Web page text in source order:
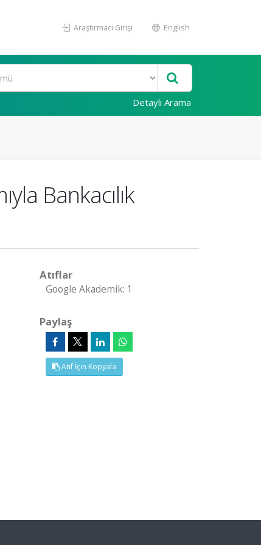
Araştırmacı Girişi English
Detaylı Arama
Bankacılık
Atıflar
Google Akademik: 1
Paylaş
Atıf İçin Kopyala